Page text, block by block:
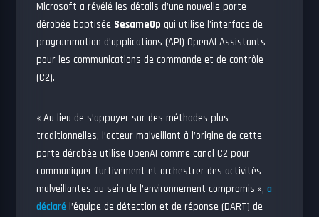
Microsoft a révélé les détails d’une nouvelle porte
dérobée baptisée SesameOp qui utilise l’interface de
programmation d’applications (API) OpenAI Assistants
pour les communications de commande et de contrôle
(C2).
« Au lieu de s’appuyer sur des méthodes plus
traditionnelles, l’acteur malveillant à l’origine de cette
porte dérobée utilise OpenAI comme canal C2 pour
communiquer furtivement et orchestrer des activités
malveillantes au sein de l’environnement compromis »,a
déclaré l’équipe de détection et de réponse (DART) de